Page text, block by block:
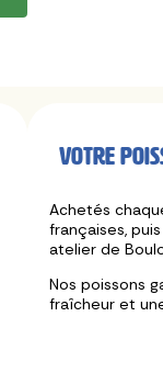
Votre
Achetés
françaises,
atelier de
Nos poissons
fraîcheur et